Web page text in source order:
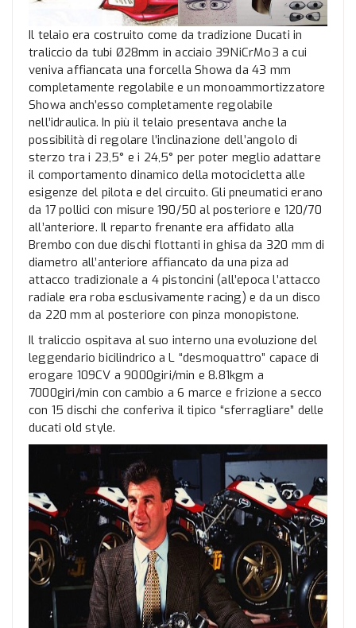
Il telaio era costruito come da tradizione Ducati in
traliccio da tubi Ø28mm in acciaio 39NiCrMo3 a cui
veniva affiancata una forcella Showa da 43 mm
completamente regolabile e un monoammortizzatore
Showa anch’esso completamente regolabile
nell’idraulica. In più il telaio presentava anche la
possibilità di regolare l’inclinazione dell’angolo di
sterzo tra i 23,5° e i 24,5° per poter meglio adattare
il comportamento dinamico della motocicletta alle
esigenze del pilota e del circuito. Gli pneumatici erano
da 17 pollici con misure 190/50 al posteriore e 120/70
all’anteriore. Il reparto frenante era affidato alla
Brembo con due dischi flottanti in ghisa da 320 mm di
diametro all’anteriore affiancato da una piza ad
attacco tradizionale a 4 pistoncini (all’epoca l’attacco
radiale era roba esclusivamente racing) e da un disco
da 220 mm al posteriore con pinza monopistone.
Il traliccio ospitava al suo interno una evoluzione del
leggendario bicilindrico a L “desmoquattro” capace di
erogare 109CV a 9000giri/min e 8.81kgm a
7000giri/min con cambio a 6 marce e frizione a secco
con 15 dischi che conferiva il tipico “sferragliare” delle
ducati old style.